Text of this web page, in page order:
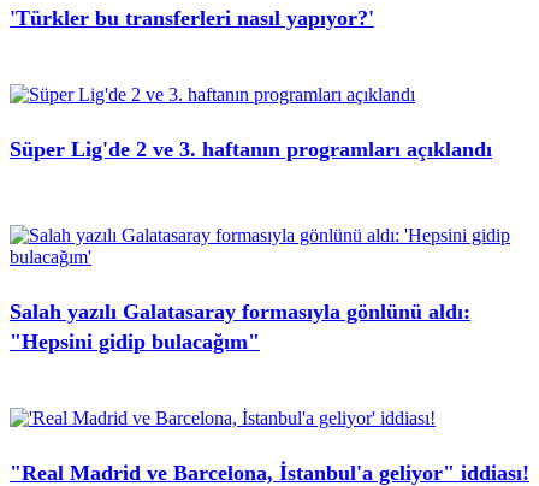
'Türkler bu transferleri nasıl yapıyor?'
Süper Lig'de 2 ve 3. haftanın programları açıklandı
Salah yazılı Galatasaray formasıyla gönlünü aldı:
"Hepsini gidip bulacağım"
"Real Madrid ve Barcelona, İstanbul'a geliyor" iddiası!